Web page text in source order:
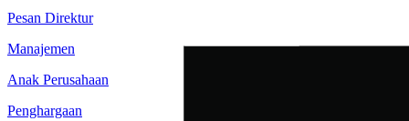
Pesan Direktur
Manajemen
Anak Perusahaan
Penghargaan